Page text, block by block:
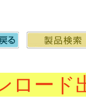
ロード